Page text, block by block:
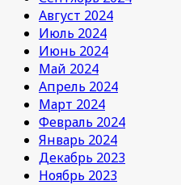
Август 2024
Июль 2024
Июнь 2024
Май 2024
Апрель 2024
Март 2024
Февраль 2024
Январь 2024
Декабрь 2023
Ноябрь 2023